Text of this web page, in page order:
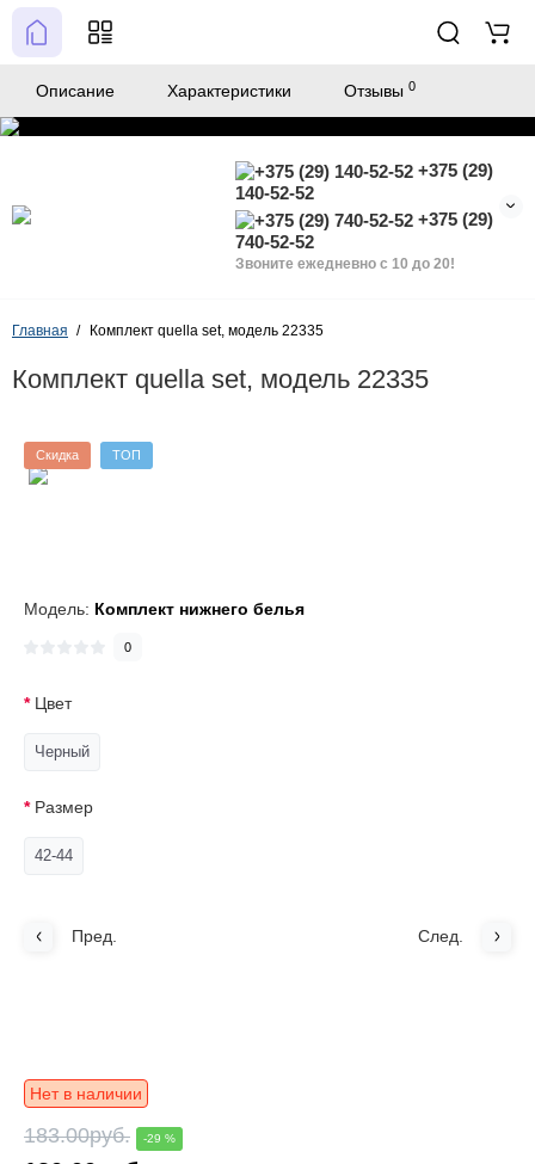
+375 (29)
140-52-52
+375 (29)
740-52-52
Звоните ежедневно с 10 до 20!
Главная Комплект quella set, модель 22335
Комплект quella set, модель 22335
Скидка ТОП
Модель: Комплект нижнего белья
0
Цвет
Черный
Размер
42-44
Пред. След.
Нет в наличии
183.00руб. -29 %
Описание Характеристики Отзывы 0